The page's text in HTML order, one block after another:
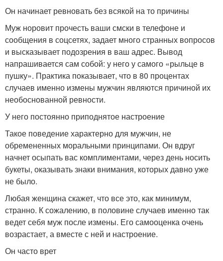
Он начинает ревновать без всякой на то причины
Муж норовит прочесть ваши смски в телефоне и
сообщения в соцсетях, задает много странных вопросов
и высказывает подозрения в ваш адрес. Вывод
напрашивается сам собой: у него у самого «рыльце в
пушку». Практика показывает, что в 80 процентах
случаев именно измены мужчин являются причиной их
необоснованной ревности.
У него постоянно приподнятое настроение
Такое поведение характерно для мужчин, не
обремененных моральными принципами. Он вдруг
начнет осыпать вас комплиментами, через день носить
букеты, оказывать знаки внимания, которых давно уже
не было.
Любая женщина скажет, что все это, как минимум,
странно. К сожалению, в половине случаев именно так
ведет себя муж после измены. Его самооценка очень
возрастает, а вместе с ней и настроение.
Он часто врет